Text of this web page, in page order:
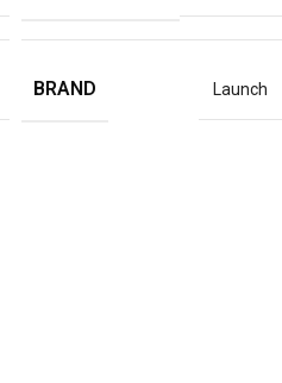
BRAND Launch